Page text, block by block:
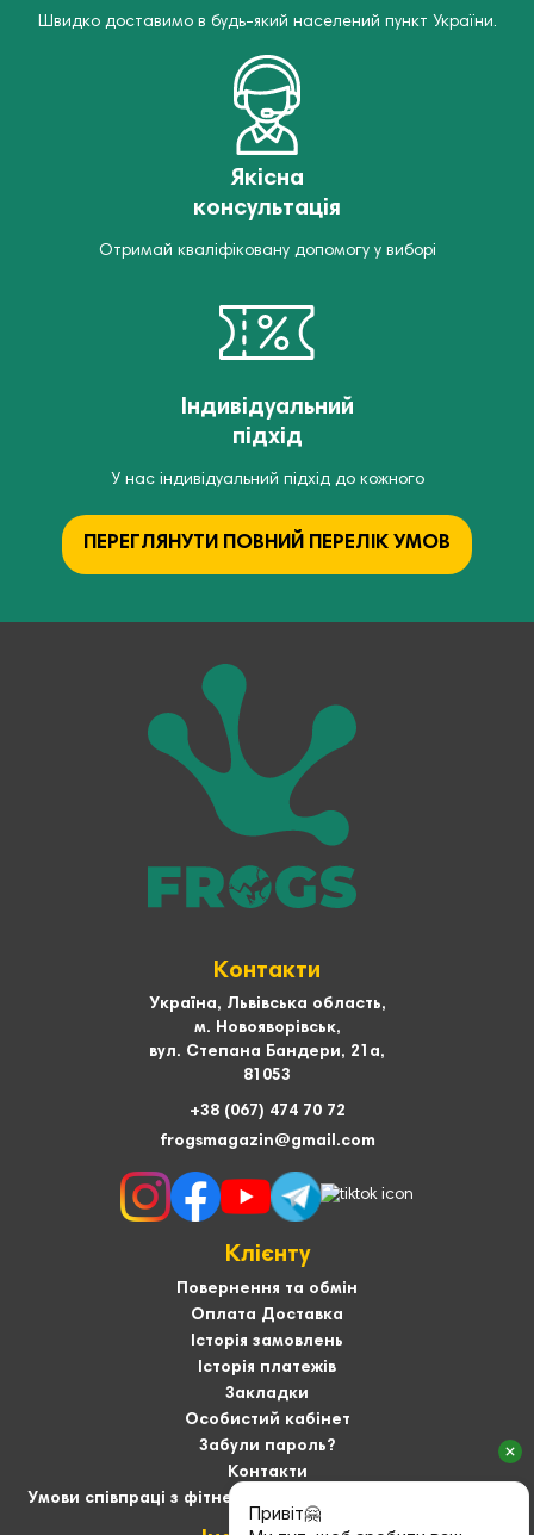
Швидко доставимо в будь-який населений пункт України.
Якісна
консультація
Отримай кваліфіковану допомогу у виборі
Індивідуальний
підхід
У нас індивідуальний підхід до кожного
ПЕРЕГЛЯНУТИ ПОВНИЙ ПЕРЕЛІК УМОВ
Контакти
Україна, Львівська область,
м. Новояворівськ,
вул. Степана Бандери, 21а,
81053
+38 (067) 474 70 72
frogsmagazin@gmail.com
Клієнту
Повернення та обмін
Оплата Доставка
Історія замовлень
Історія платежів
Закладки
Особистий кабінет
Забули пароль?
Контакти
Умови співпраці з фітнес-тренерами та User-generated